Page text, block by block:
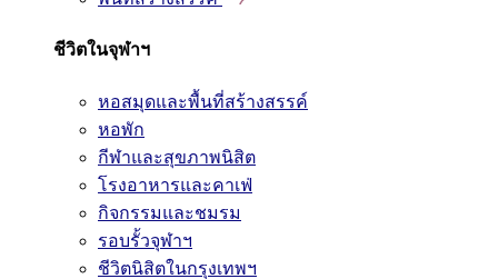
ชีวิตในจุฬาฯ
หอสมุดและพื้นที่สร้างสรรค์
หอพัก
กีฬาและสุขภาพนิสิต
โรงอาหารและคาเฟ่
กิจกรรมและชมรม
รอบรั้วจุฬาฯ
ชีวิตนิสิตในกรุงเทพฯ